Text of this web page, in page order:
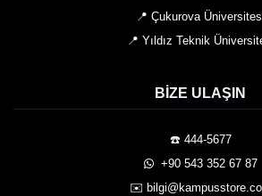
📍 Çukurova
📍 Yıldız Teknik
BIZE ULAŞIN
☎️ 444-5677
️ +90 543 352 67 87
✉️